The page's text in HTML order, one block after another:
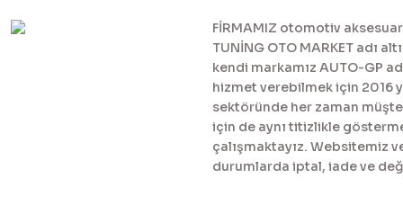
FİRMAMIZ otomotiv
TUNİNG OTO MARKET adı
kendi markamız AUTO-GP
hizmet verebilmek için 2016
sektöründe her zaman
için de aynı titizlikle
çalışmaktayız. Websitemiz
durumlarda iptal, iade ve